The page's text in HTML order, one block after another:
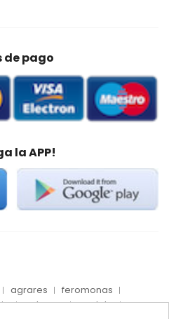
de pago
la APP!
agrares
feromonas
palmera
quelato